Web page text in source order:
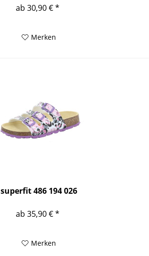
ab 30,90 € *
Merken
superfit 486 194 026
ab 35,90 € *
Merken